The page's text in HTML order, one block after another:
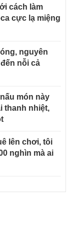
cách làm
cực lạ miệng
nguyên
nỗi cả
món này
thanh nhiệt,
lên chơi, tôi
nghìn mà ai